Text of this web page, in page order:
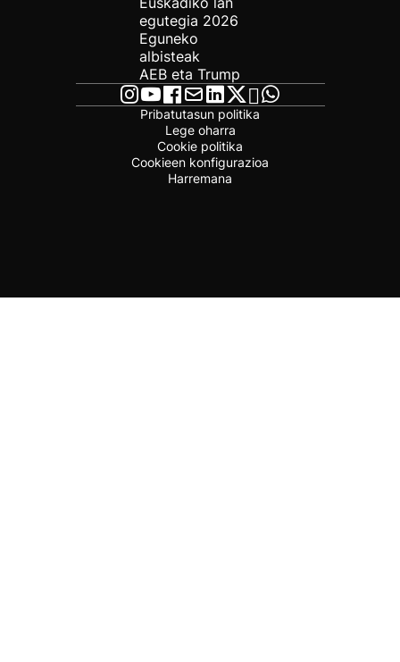
egutegia 2026
Eguneko
albisteak
AEB eta Trump
Pribatutasun politika
Lege oharra
Cookie politika
Cookieen konfigurazioa
Harremana